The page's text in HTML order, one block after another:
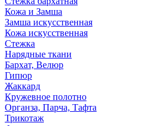
Кожа и Замша
Замша искусственная
Кожа искусственная
Стежка
Нарядные ткани
Бархат, Велюр
Гипюр
Жаккард
Кружевное полотно
Органза, Парча, Тафта
Трикотаж